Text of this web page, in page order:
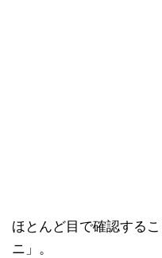
ほとんど目で確認する
ニ」。